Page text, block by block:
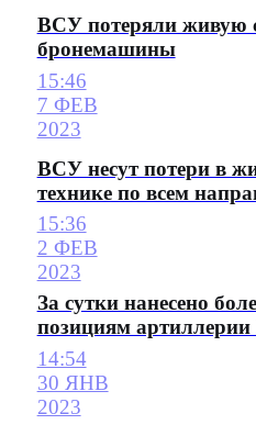
ВСУ потеряли живую
бронемашины
15:46
7 ФЕВ
2023
ВСУ несут потери в
технике по всем
15:36
2 ФЕВ
2023
За сутки нанесено
позициям
14:54
30 ЯНВ
2023